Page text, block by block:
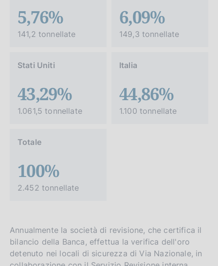
5,76%
141,2 tonnellate
6,09%
149,3 tonnellate
Stati Uniti
43,29%
1.061,5 tonnellate
Italia
44,86%
1.100 tonnellate
Totale
100%
2.452 tonnellate
Annualmente la società di revisione, che certifica il
bilancio della Banca, effettua la verifica dell'oro
detenuto nei locali di sicurezza di Via Nazionale, in